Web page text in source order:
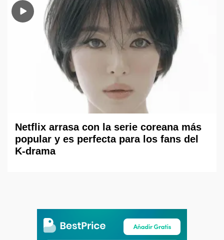
Netflix arrasa con la serie coreana más
popular y es perfecta para los fans del
K-drama